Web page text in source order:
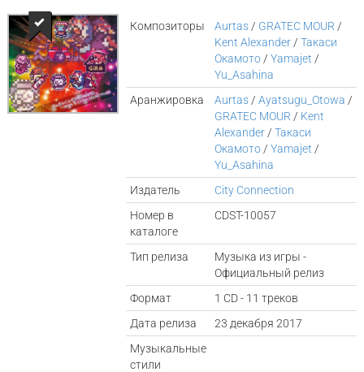
Композиторы Aurtas / GRATEC MOUR /
Kent Alexander /Такаси
Окамото /Yamajet /
Yu_Asahina
Аранжировка
Aurtas /Ayatsugu_Otowa /
GRATEC MOUR / Kent
Alexander /Такаси
Окамото /Yamajet /
Yu_Asahina
Издатель
City Connection
Номер в
каталоге
CDST-10057
Тип релиза
Музыка из игры -
Официальный релиз
Формат
1 CD - 11 треков
Дата релиза
23 декабря 2017
Музыкальные
стили